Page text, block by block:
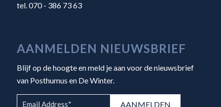
tel. 070 - 386 73 63
AANMELDEN NIEUWSBRIEF
Blijf op de hoogte en meld je aan voor de nieuwsbrief
van Posthumus en De Winter.